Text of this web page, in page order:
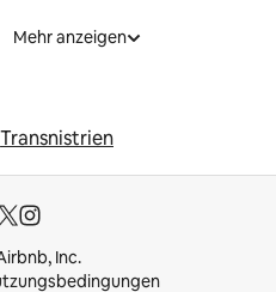
Mehr anzeigen
Transnistrien
Inc.